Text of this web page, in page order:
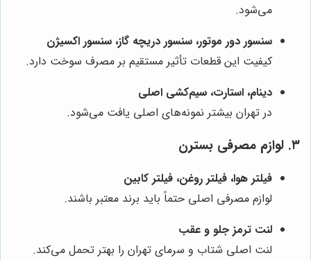
می‌شود.
سنسور دور موتور، سنسور دریچه گاز، سنسور اکسیژن
کیفیت این قطعات تأثیر مستقیم بر مصرف سوخت دارد.
دینام، استارت، سیم‌کشی اصلی
در تهران بیشتر نمونه‌های اصلی یافت می‌شود.
۳. لوازم مصرفی بسترن
فیلتر هوا، فیلتر روغن، فیلتر کابین
لوازم مصرفی اصلی حتماً باید برند معتبر باشند.
لنت ترمز جلو و عقب
لنت اصلی شتاب و سرمای تهران را بهتر تحمل می‌کند.